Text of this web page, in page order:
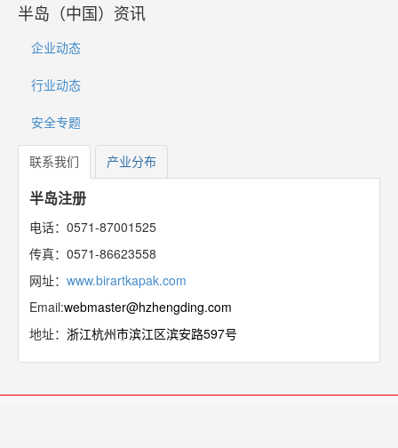
半岛（中国）资讯
企业动态
行业动态
安全专题
联系我们 产业分布
半岛注册
电话：0571-87001525
传真：0571-86623558
网址： www.birartkapak.com
Email:webmaster@hzhengding.com
地址： 浙江杭州市滨江区滨安路597号